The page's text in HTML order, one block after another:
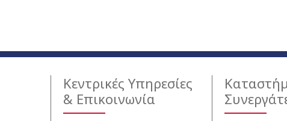
Κεντρικές Υπηρεσίες
& Επικοινωνία